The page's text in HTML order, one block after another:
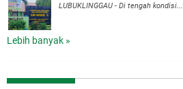
LUBUKLINGGAU - Di tengah kondisi...
Lebih banyak »